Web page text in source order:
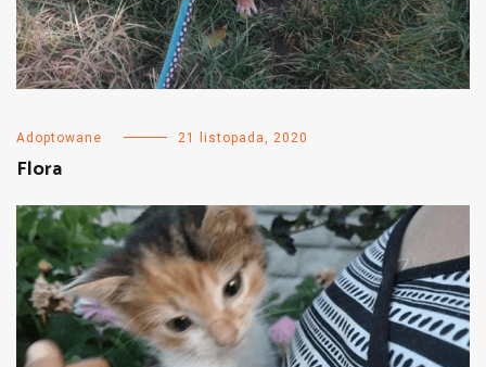
Adoptowane 21 listopada, 2020
Flora